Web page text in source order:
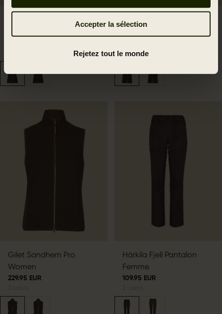
Accepter la sélection
Rejetez tout le monde
Sandhem Gilet Polaire
Gilet Sandhem Pro
2colors
Gilet Sandhem Pro
Women
229.95 EUR
Härkila Fjell Pantalon
Femme
109.95 EUR